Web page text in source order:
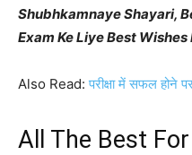
Shubhkamnaye Shayari,
Exam Ke Liye Best Wishes
Also Read:परीक्षा में सफल होने
All The Best